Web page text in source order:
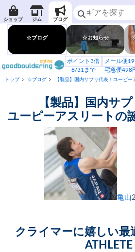
ショップ ジム ブログ
☆ブログ ☆お知らせ
ポイント3倍
8/31まで
メール便
宅急便498
トップ ☆ブログ 【製品】国内サプリ代表！ユーピ
【製品】国内サプ
ユーピーアスリートの
亀山
クライマーに嬉しい最
ATHLETE